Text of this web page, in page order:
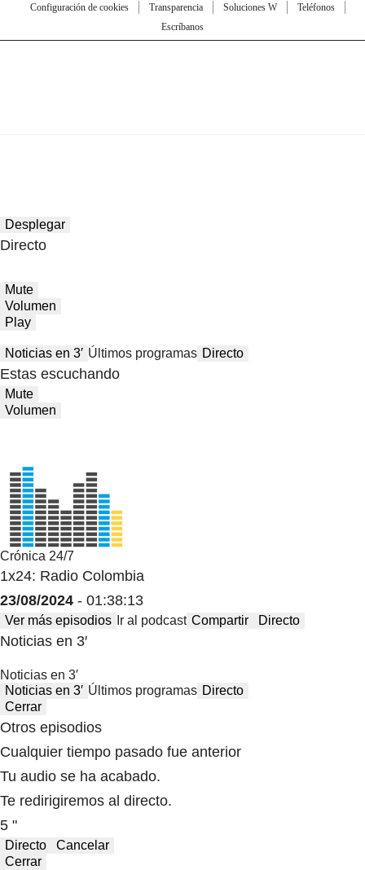
Configuración de cookies
Transparencia Soluciones W
Teléfonos
Escríbanos
Desplegar
Directo
Mute
Volumen
Play
Noticias en 3′ Últimos programas Directo
Estas escuchando
Mute
Volumen
Crónica 24/7
1x24: Radio Colombia
23/08/2024 - 01:38:13
Ver más episodios Ir al podcast Compartir Directo
Noticias en 3′
Noticias en 3′
Noticias en 3′ Últimos programas Directo
Cerrar
Otros episodios
Cualquier tiempo pasado fue anterior
Tu audio se ha acabado.
Te redirigiremos al directo.
5 "
Directo
Cancelar
Cerrar